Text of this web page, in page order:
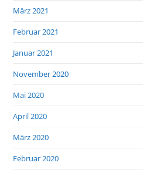
März 2021
Februar 2021
Januar 2021
November 2020
Mai 2020
April 2020
März 2020
Februar 2020